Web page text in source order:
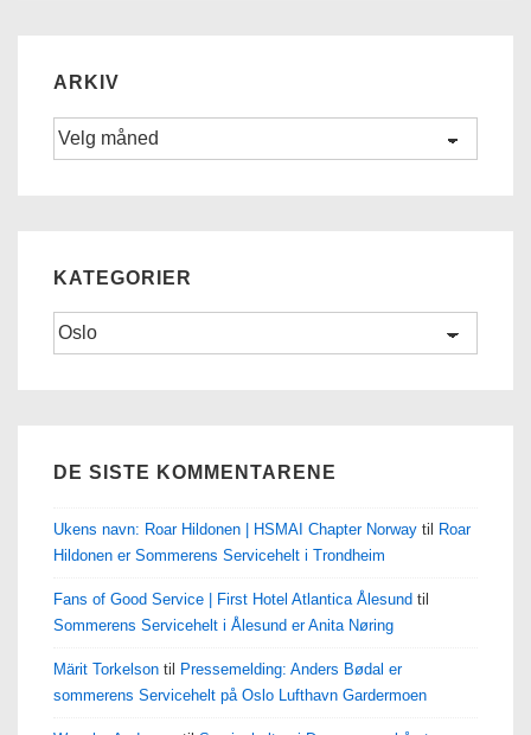
ARKIV
Arkiv
KATEGORIER
Kategorier
DE SISTE KOMMENTARENE
Ukens navn: Roar Hildonen | HSMAI Chapter Norway til
Roar
Hildonen er Sommerens Servicehelt i Trondheim
Fans of Good Service | First Hotel Atlantica Ålesund til
Sommerens Servicehelt i Ålesund er Anita Nøring
Märit Torkelson til
Pressemelding: Anders Bødal er
sommerens Servicehelt på Oslo Lufthavn Gardermoen